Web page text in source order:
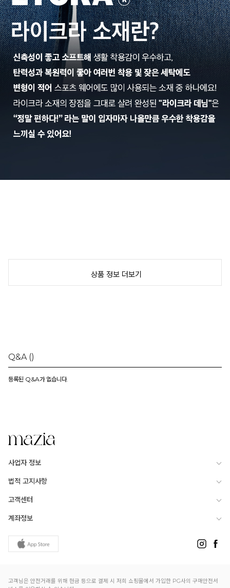
상품 정보 더보기
Q&A ()
등록된 Q&A가 없습니다.
사업자 정보
법적 고지사항
고객센터
계좌정보
고객님은 안전거래를 위해 현금 등으로 결제 시 저희 쇼핑몰에서 가입한 PG사의 구매안전서